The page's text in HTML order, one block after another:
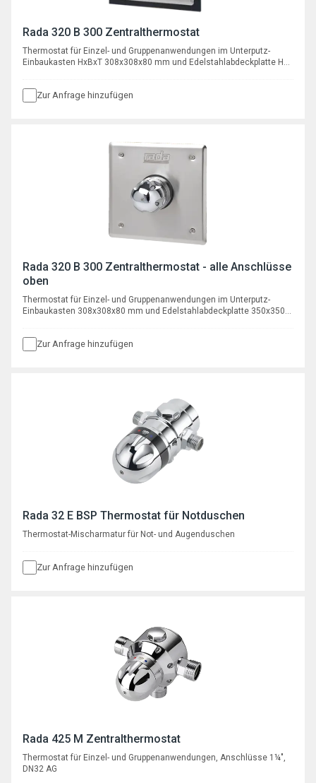
Rada 320 B 300 Zentralthermostat
Thermostat für Einzel- und Gruppenanwendungen im Unterputz-
Einbaukasten HxBxT 308x308x80 mm und Edelstahlabdeckplatte HxB
Zur Anfrage hinzufügen
Rada 320 B 300 Zentralthermostat - alle Anschlüsse
oben
Thermostat für Einzel- und Gruppenanwendungen im Unterputz-
Einbaukasten 308x308x80 mm und Edelstahlabdeckplatte 350x350
Zur Anfrage hinzufügen
Rada 32 E BSP Thermostat für Notduschen
Thermostat-Mischarmatur für Not- und Augenduschen
Zur Anfrage hinzufügen
Rada 425 M Zentralthermostat
Thermostat für Einzel- und Gruppenanwendungen, Anschlüsse 1¼",
DN32 AG